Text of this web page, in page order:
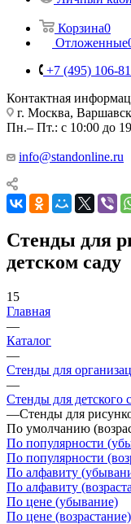
Корзина0
Отложенные
+7 (495) 106-
Контактная
г. Москва,
Пн.– Пт.: с 10:00 до
info@standonline.ru
Стенды для
детском саду
15
Главная
—
Каталог
—
Стенды для
—
Стенды для детского
—Стенды для
По умолчанию
По популярности
По популярности
По алфавиту
По алфавиту
По цене (убывание)
По цене (возрастание)